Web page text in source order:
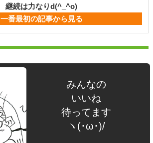
継続は力なりd(^_^o)
一番最初の記事から見る
みんなの
いいね
待ってます
ヽ(･ω･)/